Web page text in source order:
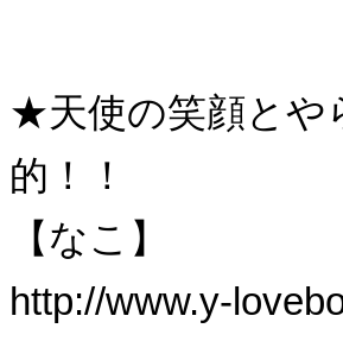
★天使の笑顔とや
的！！
【なこ】
http://www.y-